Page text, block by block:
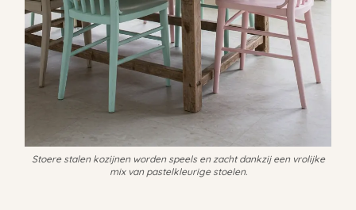
Stoere stalen kozijnen worden speels en zacht dankzij een vrolijke
mix van pastelkleurige stoelen.